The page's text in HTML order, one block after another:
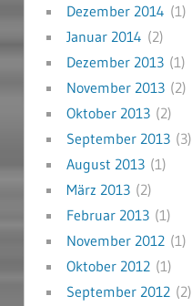
Dezember 2014 (1)
Januar 2014 (2)
Dezember 2013(1)
November 2013(2)
Oktober 2013(2)
September 2013(3)
August 2013(1)
März 2013(2)
Februar 2013(1)
November 2012(1)
Oktober 2012(1)
September 2012(2)